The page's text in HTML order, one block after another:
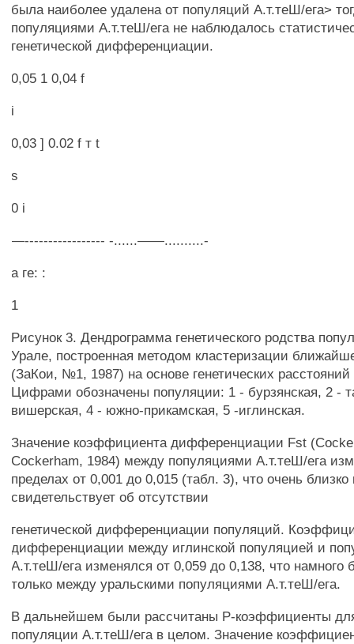
была наиболее удалена от популяций А.т.теШ/ега>
популяциями А.т.теШ/ега не наблюдалось
генетической дифференциации.
0,05 1 0,04 f
i
0,03 ] 0.02 f т t
s
0 i
—----------------- -......——..........-
а ге: :
1
Рисунок 3. Дендрограмма генетического родства
Урале, построенная методом кластеризации
(ЗаКои, №1, 1987) на основе генетических
Цифрами обозначены популяции: 1 - бурзянская, 2 -
вишерская, 4 - южно-прикамская, 5 -иглинская.
Значение коэффициента дифференциации Fst
Cockerham, 1984) между популяциями А.т.теШ/ега
пределах от 0,001 до 0,015 (табл. 3), что очень
свидетельствует об отсутствии
генетической дифференциации популяций.
дифференциации между иглинской популяцией и
А.т.теШ/ега изменялся от 0,059 до 0,138, что намного
только между уральскими популяциями А.т.теШ/ега.
В дальнейшем были рассчитаны Р-коэффициенты
популяции А.т.теШ/ега в целом. Значение